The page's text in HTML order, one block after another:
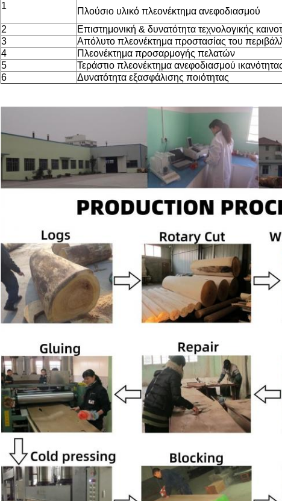
1
Πλούσιο υλικό πλεονέκτημα ανεφοδιασμού
2
Επιστημονική & δυνατότητα τεχνολογικής
3
Απόλυτο πλεονέκτημα προστασίας του
4
Πλεονέκτημα προσαρμογής πελατών
5
Τεράστιο πλεονέκτημα ανεφοδιασμού
6
Δυνατότητα εξασφάλισης ποιότητας